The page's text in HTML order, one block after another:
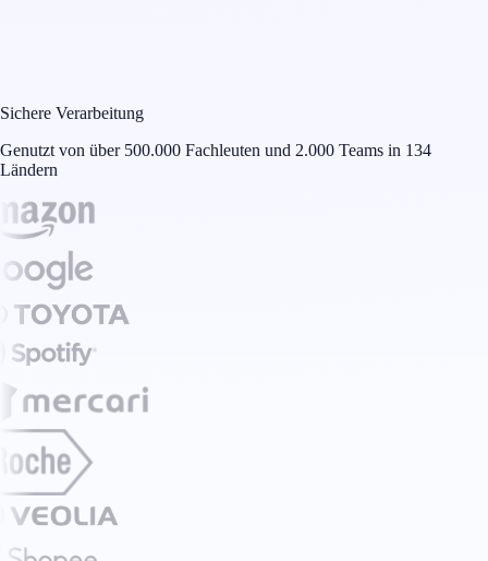
Sichere Verarbeitung
Genutzt von über 500.000 Fachleuten und 2.000 Teams in 134
Ländern